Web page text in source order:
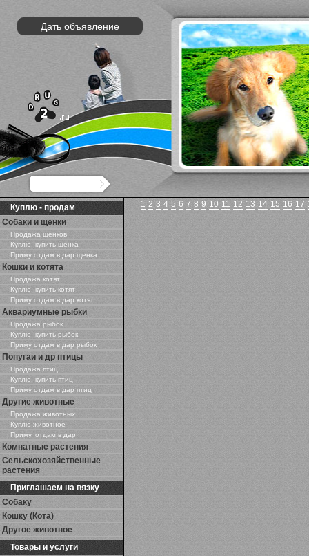
Дать объявление
1 2 3 4 5 6 7 8 9 10 11 12 13 14 15 16 17
Куплю - продам
Собаки и щенки
Продажа щенков
Куплю, купить щенка
Приму отдам в дар щенка
Кошки и котята
Продажа котят
Куплю, купить котят
Приму отдам в дар котят
Аквариумные рыбки
Продажа рыбок
Куплю, купить рыбок
Приму отдам в дар рыбок
Попугаи и др птицы
Продажа птиц
Куплю, купить птиц
Приму отдам в дар птиц
Другие животные
Продажа животных
Куплю животное
Приму, отдам в дар
Комнатные растения
Сельскохозяйственные
растения
Приглашаем на вязку
Собаку
Кошку (Кота)
Другое животное
Товары и услуги